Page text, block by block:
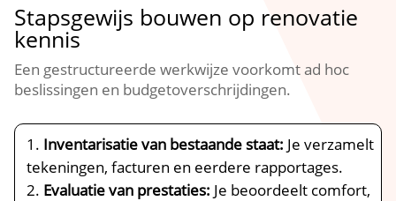
Stapsgewijs bouwen op renovatie
kennis
Een gestructureerde werkwijze voorkomt ad hoc
beslissingen en budgetoverschrijdingen.​
Inventarisatie van bestaande staat: Je verzamelt
tekeningen, facturen en eerdere rapportages.​
Evaluatie van prestaties: Je beoordeelt comfort,